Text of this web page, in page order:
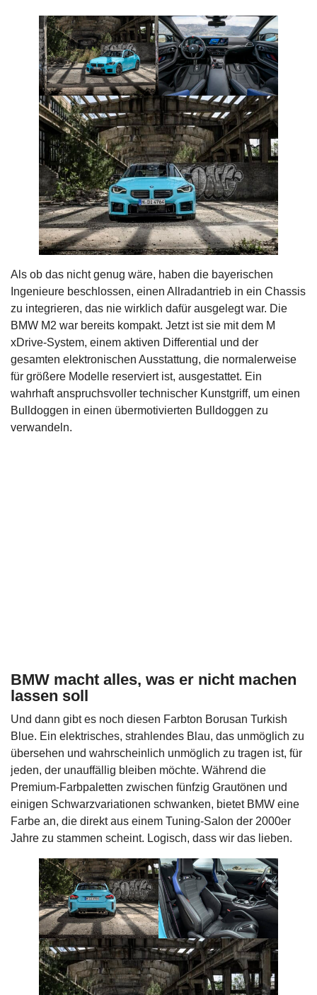
Als ob das nicht genug wäre, haben die bayerischen
Ingenieure beschlossen, einen Allradantrieb in ein Chassis
zu integrieren, das nie wirklich dafür ausgelegt war. Die
BMW M2 war bereits kompakt. Jetzt ist sie mit dem M
xDrive-System, einem aktiven Differential und der
gesamten elektronischen Ausstattung, die normalerweise
für größere Modelle reserviert ist, ausgestattet. Ein
wahrhaft anspruchsvoller technischer Kunstgriff, um einen
Bulldoggen in einen übermotivierten Bulldoggen zu
verwandeln.
BMW macht alles, was er nicht machen
lassen soll
Und dann gibt es noch diesen Farbton Borusan Turkish
Blue. Ein elektrisches, strahlendes Blau, das unmöglich zu
übersehen und wahrscheinlich unmöglich zu tragen ist, für
jeden, der unauffällig bleiben möchte. Während die
Premium-Farbpaletten zwischen fünfzig Grautönen und
einigen Schwarzvariationen schwanken, bietet BMW eine
Farbe an, die direkt aus einem Tuning-Salon der 2000er
Jahre zu stammen scheint. Logisch, dass wir das lieben.